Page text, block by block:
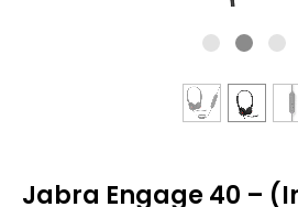
Jabra Engage 40 –